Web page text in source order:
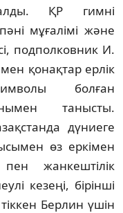
ҚР гимні
мұғалімі және
подполковник И.
қонақтар ерлік
болған
танысты.
дүниеге
өз еркімен
жанкештілік
кезеңі, бірінші
Берлин үшін